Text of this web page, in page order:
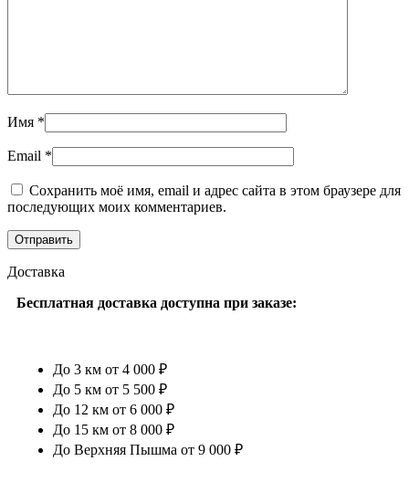
Имя *
Email *
Сохранить моё имя, email и адрес сайта в этом браузере для
последующих моих комментариев.
Доставка
Бесплатная доставка доступна при заказе:
До 3 км от 4 000 ₽
До 5 км от 5 500 ₽
До 12 км от 6 000 ₽
До 15 км от 8 000 ₽
До Верхняя Пышма от 9 000 ₽